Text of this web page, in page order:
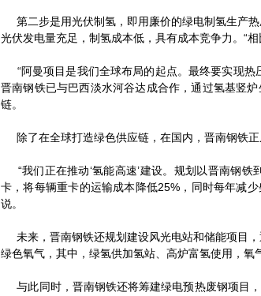
第二步是用光伏制氢，即用廉价的绿电制氢生产热
光伏发电量充足，制氢成本低，具有成本竞争力。“
“阿曼项目是我们全球布局的起点。最终要实现热
晋南钢铁已与巴西淡水河谷达成合作，通过氢基竖
链。
除了在全球打造绿色供应链，在国内，晋南钢铁正
“我们正在推动‘氢能高速’建设。规划以晋南钢铁
卡，将每辆重卡的运输成本降低25%，同时每年减
说。
未来，晋南钢铁还规划建设风光电站和储能项目，
绿色氧气，其中，绿氢供加氢站、高炉富氢使用，氧
与此同时，晋南钢铁还将筹建绿电预热废钢项目